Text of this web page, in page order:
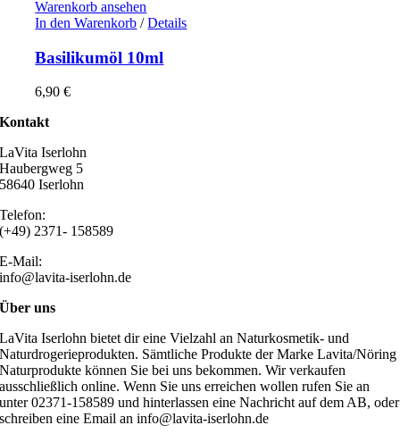
Warenkorb ansehen
In den Warenkorb / Details
Basilikumöl 10ml
6,90€
Kontakt
LaVita Iserlohn
Haubergweg 5
58640 Iserlohn
Telefon:
(+49) 2371- 158589
E-Mail:
info@lavita-iserlohn.de
Über uns
LaVita Iserlohn bietet dir eine Vielzahl an Naturkosmetik- und
Naturdrogerieprodukten. Sämtliche Produkte der Marke Lavita/Nöring
Naturprodukte können Sie bei uns bekommen. Wir verkaufen
ausschließlich online. Wenn Sie uns erreichen wollen rufen Sie an
unter 02371-158589 und hinterlassen eine Nachricht auf dem AB, oder
schreiben eine Email an info@lavita-iserlohn.de